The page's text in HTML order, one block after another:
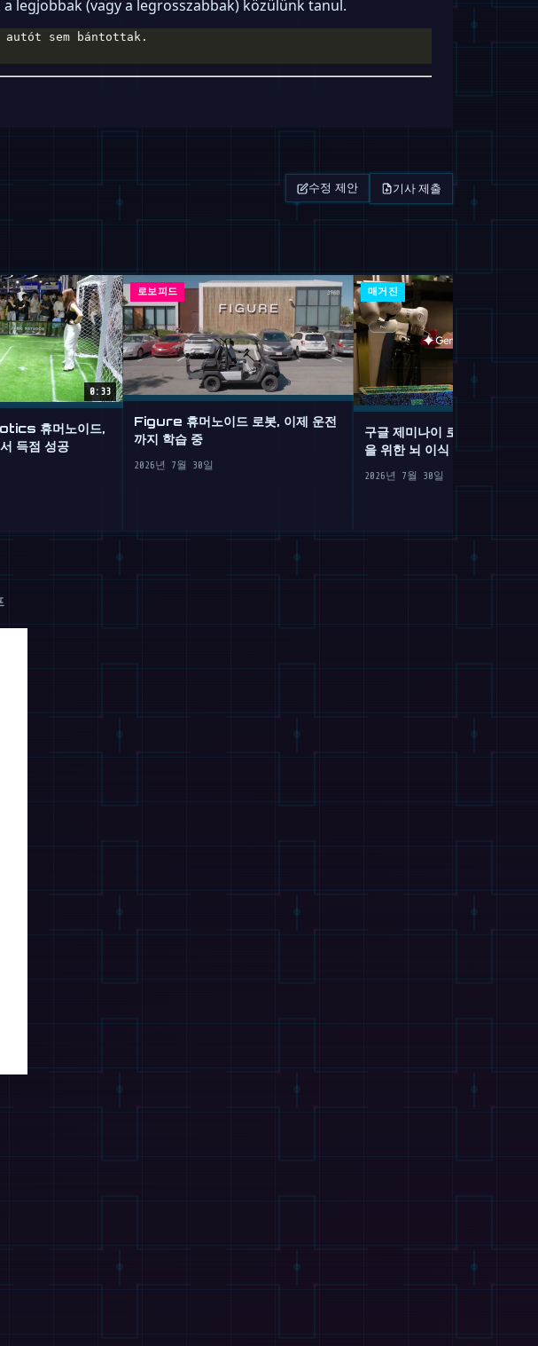
legjobbak (vagy a legrosszabbak) közülünk tanul.
수정 제안 기사 제출
0:33
휴머노이드,
득점 성공
로보피드
Figure 휴머노이드 로봇, 이제 운전
까지 학습 중
2026년 7월 30일
매거진
구글 제미나이 로보틱스 2: 서
을 위한 뇌 이식
2026년 7월 30일